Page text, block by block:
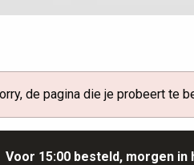
de pagina die je probeert te
Voor 15:00 besteld, morgen in